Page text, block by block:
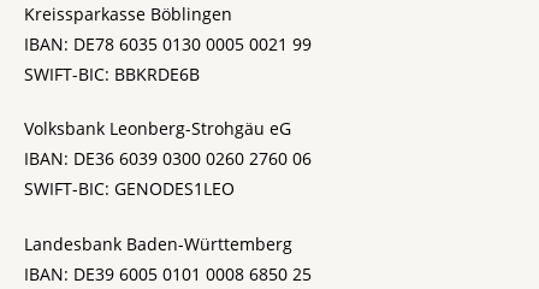
Kreissparkasse Böblingen
IBAN: DE78 6035 0130 0005 0021 99
SWIFT-BIC: BBKRDE6B
Volksbank Leonberg-Strohgäu eG
IBAN: DE36 6039 0300 0260 2760 06
SWIFT-BIC: GENODES1LEO
Landesbank Baden-Württemberg
IBAN: DE39 6005 0101 0008 6850 25